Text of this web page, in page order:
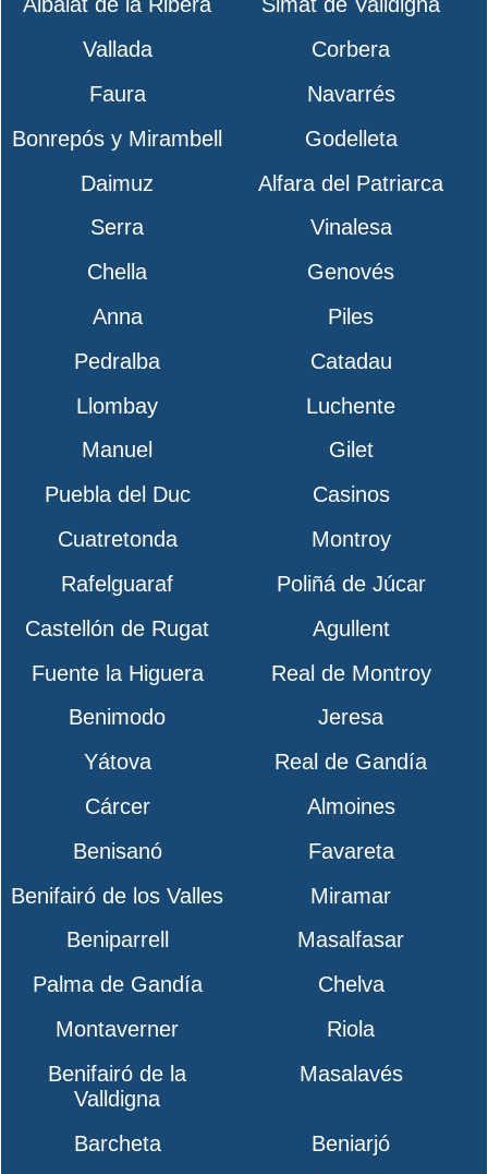
Vallada
Corbera
Faura
Navarrés
Bonrepós y Mirambell
Godelleta
Daimuz
Alfara del Patriarca
Serra
Vinalesa
Chella
Genovés
Anna
Piles
Pedralba
Catadau
Llombay
Luchente
Manuel
Gilet
Puebla del Duc
Casinos
Cuatretonda
Montroy
Rafelguaraf
Poliñá de Júcar
Castellón de Rugat
Agullent
Fuente la Higuera
Real de Montroy
Benimodo
Jeresa
Yátova
Real de Gandía
Cárcer
Almoines
Benisanó
Favareta
Benifairó de los Valles
Miramar
Beniparrell
Masalfasar
Palma de Gandía
Chelva
Montaverner
Riola
Benifairó de la
Valldigna
Masalavés
Barcheta
Beniarjó